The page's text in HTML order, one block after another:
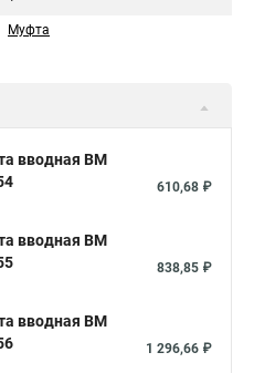
Муфта
вводная ВМ
610,68 ₽
вводная ВМ
838,85 ₽
вводная ВМ
1 296,66 ₽